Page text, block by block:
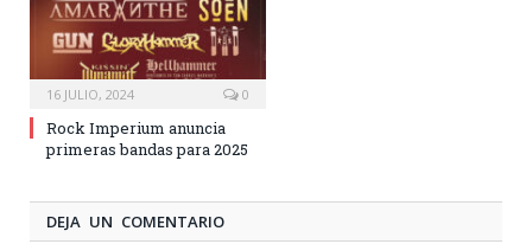
16 JULIO, 2024 0
Rock Imperium anuncia
primeras bandas para 2025
DEJA UN COMENTARIO